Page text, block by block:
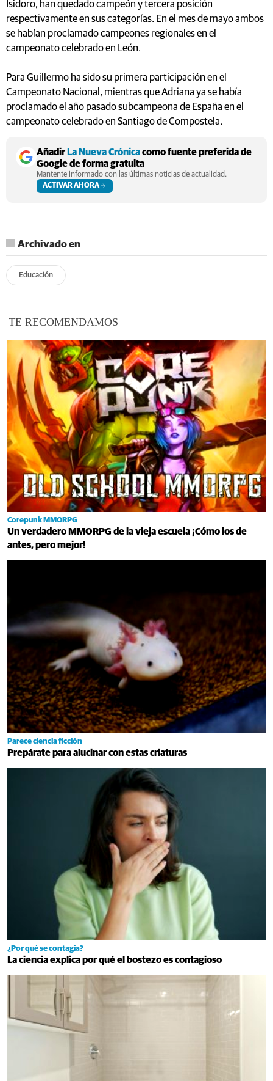
Isidoro, han quedado campeón y tercera posición
respectivamente en sus categorías. En el mes de mayo ambos
se habían proclamado campeones regionales en el
campeonato celebrado en León.
Para Guillermo ha sido su primera participación en el
Campeonato Nacional, mientras que Adriana ya se había
proclamado el año pasado subcampeona de España en el
campeonato celebrado en Santiago de Compostela.
AñadirLa Nueva Crónicacomo fuente preferida de
Google de forma gratuita
Mantente informado con las últimas noticias de actualidad.
ACTIVAR AHORA
Archivado en
Educación
TE RECOMENDAMOS
Corepunk MMORPG
Un verdadero MMORPG de la vieja escuela ¡Cómo los de
antes, pero mejor!
Parece ciencia ficción
Prepárate para alucinar con estas criaturas
¿Por qué se contagia?
La ciencia explica por qué el bostezo es contagioso